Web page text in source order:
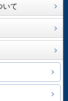
いて